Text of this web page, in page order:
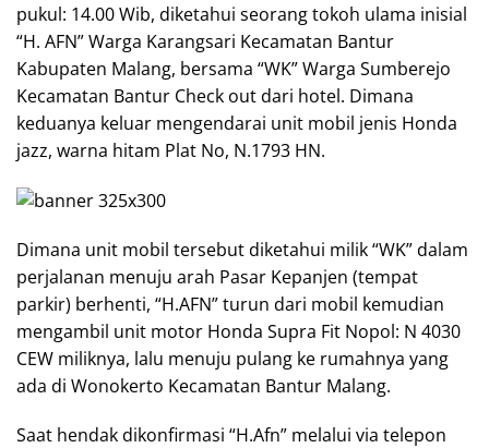
pukul: 14.00 Wib, diketahui seorang tokoh ulama inisial
“H. AFN” Warga Karangsari Kecamatan Bantur
Kabupaten Malang, bersama “WK” Warga Sumberejo
Kecamatan Bantur Check out dari hotel. Dimana
keduanya keluar mengendarai unit mobil jenis Honda
jazz, warna hitam Plat No, N.1793 HN.
Dimana unit mobil tersebut diketahui milik “WK” dalam
perjalanan menuju arah Pasar Kepanjen (tempat
parkir) berhenti, “H.AFN” turun dari mobil kemudian
mengambil unit motor Honda Supra Fit Nopol: N 4030
CEW miliknya, lalu menuju pulang ke rumahnya yang
ada di Wonokerto Kecamatan Bantur Malang.
Saat hendak dikonfirmasi “H.Afn” melalui via telepon